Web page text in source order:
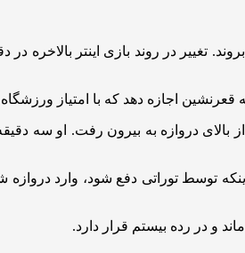
ارسال نیکولو بارلا با فاصله کم از بالای دروازه به
روی ارسال آگوستو قبل از اینکه توسط توراتی دفع شود،